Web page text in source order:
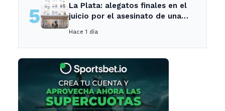
5
La Plata: alegatos finales en el
juicio por el asesinato de una
Hace 1 día